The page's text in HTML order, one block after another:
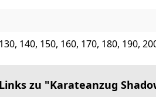
140, 150, 160, 170, 180, 190,
zu "Karateanzug